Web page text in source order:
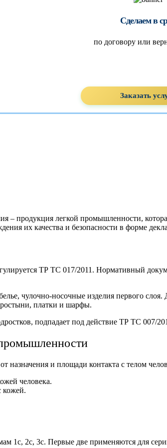
Сделаем в
по договору или
Заказать
– продукция легкой промышленности,
их качества и безопасности в форме
ТР ТС 017/2011. Нормативный
чулочно-носочные изделия первого
платки и шарфы.
подпадает под действие ТР ТС 007/
назначения и площади контакта с телом
человека.
кожей.
1с, 2с, 3с. Первые две применяются для